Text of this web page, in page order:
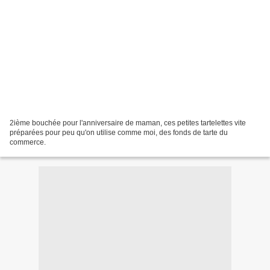
2ième bouchée pour l'anniversaire de maman, ces petites tartelettes vite
préparées pour peu qu'on utilise comme moi, des fonds de tarte du
commerce.